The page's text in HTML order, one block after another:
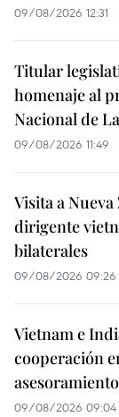
09/08/2026 12:31
Titular
homenaje al
Nacional de
09/08/2026 11:49
Visita a
dirigente
bilaterales
09/08/2026 09:26
Vietnam e
cooperación
09/08/2026 09:04